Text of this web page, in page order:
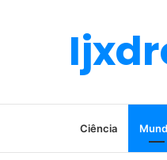
Ciência